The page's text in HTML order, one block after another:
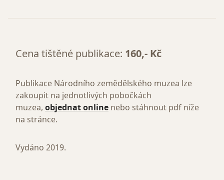
Cena tištěné publikace: 160,- Kč
Publikace Národního zemědělského muzea lze
zakoupit na jednotlivých pobočkách
muzea, objednat online nebo stáhnout pdf níže
na stránce.
Vydáno 2019.